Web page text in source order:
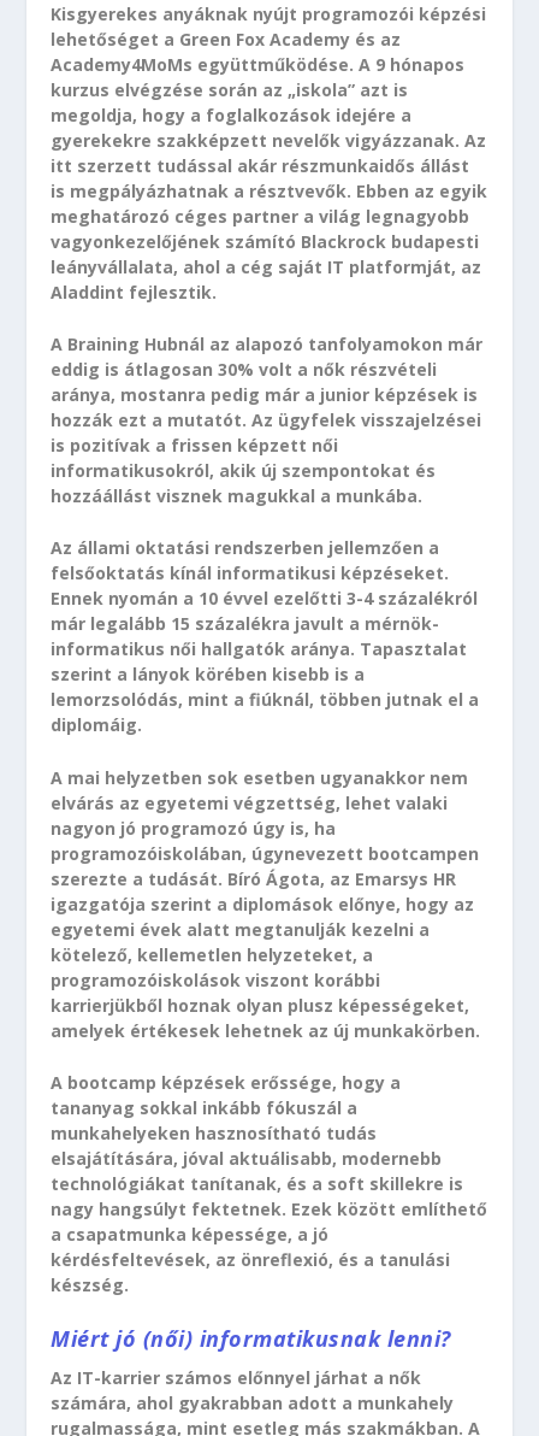
Kisgyerekes anyáknak nyújt programozói képzési
lehetőséget a Green Fox Academy és az
Academy4MoMs együttműködése. A 9 hónapos
kurzus elvégzése során az „iskola” azt is
megoldja, hogy a foglalkozások idejére a
gyerekekre szakképzett nevelők vigyázzanak. Az
itt szerzett tudással akár részmunkaidős állást
is megpályázhatnak a résztvevők. Ebben az egyik
meghatározó céges partner a világ legnagyobb
vagyonkezelőjének számító Blackrock budapesti
leányvállalata, ahol a cég saját IT platformját, az
Aladdint fejlesztik.
A Braining Hubnál az alapozó tanfolyamokon már
eddig is átlagosan 30% volt a nők részvételi
aránya, mostanra pedig már a junior képzések is
hozzák ezt a mutatót. Az ügyfelek visszajelzései
is pozitívak a frissen képzett női
informatikusokról, akik új szempontokat és
hozzáállást visznek magukkal a munkába.
Az állami oktatási rendszerben jellemzően a
felsőoktatás kínál informatikusi képzéseket.
Ennek nyomán a 10 évvel ezelőtti 3-4 százalékról
már legalább 15 százalékra javult a mérnök-
informatikus női hallgatók aránya. Tapasztalat
szerint a lányok körében kisebb is a
lemorzsolódás, mint a fiúknál, többen jutnak el a
diplomáig.
A mai helyzetben sok esetben ugyanakkor nem
elvárás az egyetemi végzettség, lehet valaki
nagyon jó programozó úgy is, ha
programozóiskolában, úgynevezett bootcampen
szerezte a tudását. Bíró Ágota, az Emarsys HR
igazgatója szerint a diplomások előnye, hogy az
egyetemi évek alatt megtanulják kezelni a
kötelező, kellemetlen helyzeteket, a
programozóiskolások viszont korábbi
karrierjükből hoznak olyan plusz képességeket,
amelyek értékesek lehetnek az új munkakörben.
A bootcamp képzések erőssége, hogy a
tananyag sokkal inkább fókuszál a
munkahelyeken hasznosítható tudás
elsajátítására, jóval aktuálisabb, modernebb
technológiákat tanítanak, és a soft skillekre is
nagy hangsúlyt fektetnek. Ezek között említhető
a csapatmunka képessége, a jó
kérdésfeltevések, az önreflexió, és a tanulási
készség.
Miért jó (női) informatikusnak lenni?
Az IT-karrier számos előnnyel járhat a nők
számára, ahol gyakrabban adott a munkahely
rugalmassága, mint esetleg más szakmákban. A